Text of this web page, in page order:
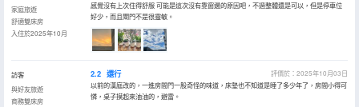
家庭旅遊
舒適雙床房
入住於2025年10月
感覺沒有上次住得舒服 可能是這次沒有靠窗邊的原因吧，不過整體還是可以，但是停車位
好少，而且閘門不是很靈敏。
訪客
與好友旅遊
商務雙床房
2.2 還行
評價於：2025年10月03日
以前的漢庭改的，一進房間門一股奇怪的味道，床墊也不知道是睡了多少年了，房間小得可
憐，桌子摸起來油油的，避雷。